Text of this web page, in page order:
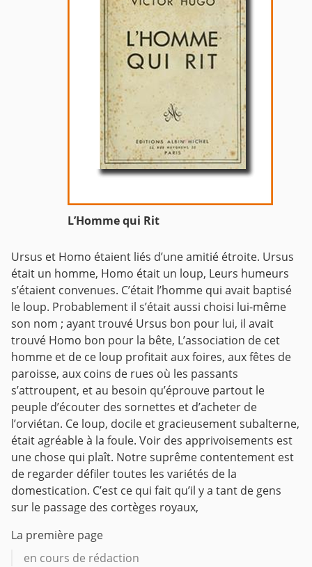
L’Homme qui Rit
Ursus et Homo étaient liés d’une amitié étroite. Ursus
était un homme, Homo était un loup, Leurs humeurs
s’étaient convenues. C’était l’homme qui avait baptisé
le loup. Probablement il s’était aussi choisi lui-même
son nom ; ayant trouvé Ursus bon pour lui, il avait
trouvé Homo bon pour la bête, L’association de cet
homme et de ce loup profitait aux foires, aux fêtes de
paroisse, aux coins de rues où les passants
s’attroupent, et au besoin qu’éprouve partout le
peuple d’écouter des sornettes et d’acheter de
l’orviétan. Ce loup, docile et gracieusement subalterne,
était agréable à la foule. Voir des apprivoisements est
une chose qui plaît. Notre suprême contentement est
de regarder défiler toutes les variétés de la
domestication. C’est ce qui fait qu’il y a tant de gens
sur le passage des cortèges royaux,
La première page
en cours de rédaction